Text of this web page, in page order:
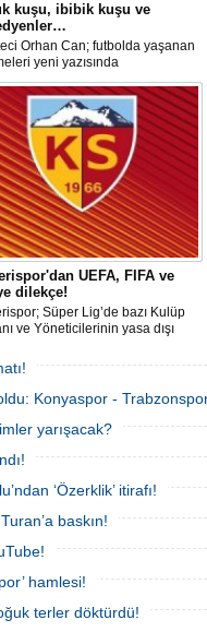
kuşu, ibibik kuşu ve
Orhan Can; futbolda yaşanan
yeni yazısında
UEFA, FIFA ve
dilekçe!
Süper Lig’de bazı Kulüp
ve Yöneticilerinin yasa dışı
resmi dilekçe göndererek
edilmemesini talep edecek.
Konyaspor -
yarışacak?
‘Özerklik’ itirafı!
baskın!
hamlesi!
terler döktürdü!